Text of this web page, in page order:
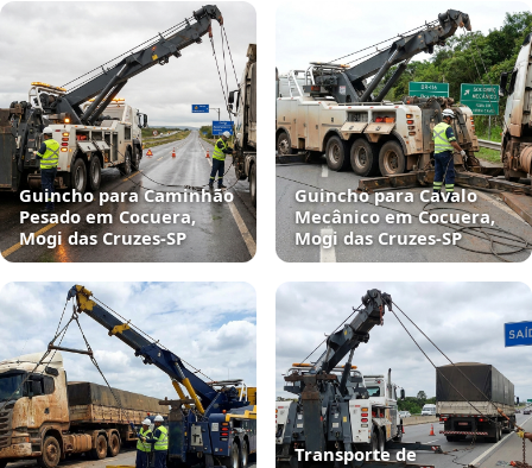
Guincho para Caminhão
Pesado em Cocuera,
Mogi das Cruzes‑SP
Guincho para Cavalo
Mecânico em Cocuera,
Mogi das Cruzes‑SP
Transporte de